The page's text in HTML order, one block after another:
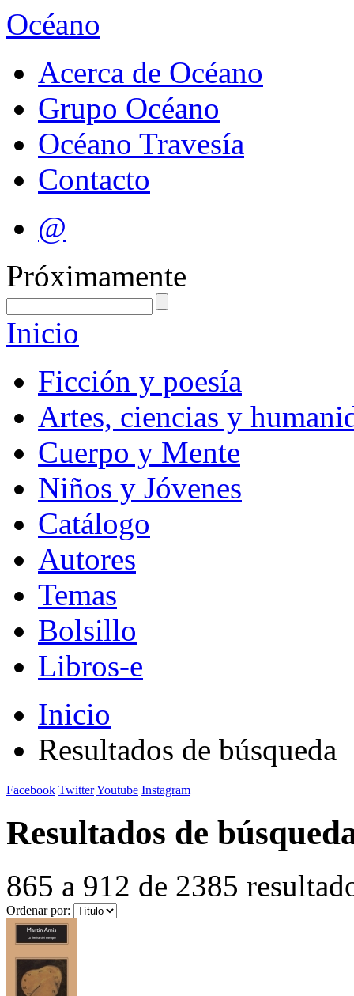
Océano
Acerca de Océano
Grupo Océano
Océano Travesía
Contacto
@
Próximamente
Inicio
Ficción y poesía
Artes, ciencias y
Cuerpo y Mente
Niños y Jóvenes
Catálogo
Autores
Temas
Bolsillo
Libros-e
Inicio
Resultados de búsqueda
Facebook TwitterYoutube Instagram
Resultados de
865 a 912 de 2385
Ordenar por: